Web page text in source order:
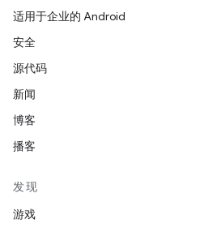
适用于企业的 Android
安全
源代码
新闻
博客
播客
发现
游戏